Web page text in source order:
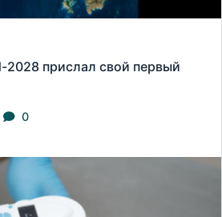
2028 прислал свой первый
0